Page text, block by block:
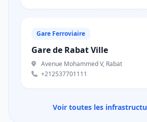
Gare Ferroviaire
Gare de Rabat Ville
Avenue Mohammed V, Rabat
+212537701111
Voir toutes les